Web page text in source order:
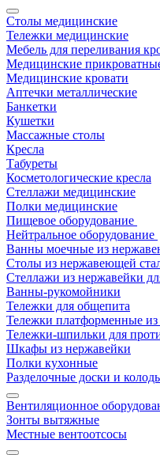
Столы медицинские
Тележки медицинские
Мебель для переливания
Медицинские
Медицинские кровати
Аптечки металлические
Банкетки
Кушетки
Массажные столы
Кресла
Табуреты
Косметологические кресла
Стеллажи медицинские
Полки медицинские
Пищевое оборудование
Нейтральное оборудование
Ванны моечные из
Столы из нержавеющей
Стеллажи из нержавейки
Ванны-рукомойники
Тележки для общепита
Тележки платформенные
Тележки-шпильки для
Шкафы из нержавейки
Полки кухонные
Разделочные доски и
Вентиляционное
Зонты вытяжные
Местные вентоотсосы